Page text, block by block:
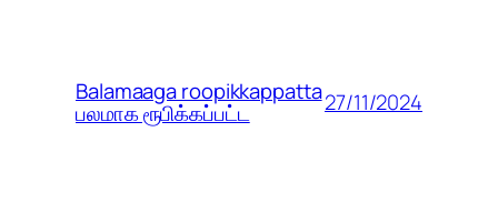
Balamaaga roopikkappatta
பலமாக ரூபிக்கப்பட்ட 27/11/2024